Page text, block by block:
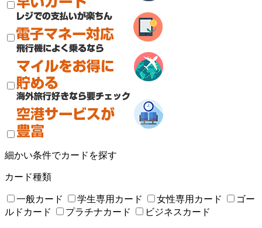
細かい条件でカードを探す
カード種類
一般カード 学生専用カード 女性専用カード
ゴー
ルドカード
プラチナカード ビジネスカード